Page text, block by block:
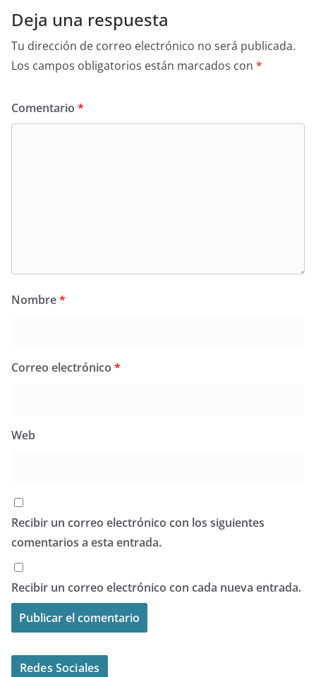
Deja una respuesta
Tu dirección de correo electrónico no será publicada.
Los campos obligatorios están marcados con *
Comentario *
Nombre*
Correo electrónico *
Web
Recibir un correo electrónico con los siguientes
comentarios a esta entrada.
Recibir un correo electrónico con cada nueva entrada.
Redes Sociales